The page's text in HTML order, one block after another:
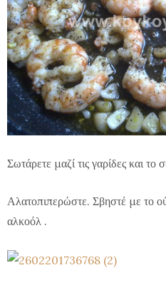
Σωτάρετε μαζί τις γαρίδες και το
Αλατοπιπερώστε. Σβηστέ με το
αλκοόλ .